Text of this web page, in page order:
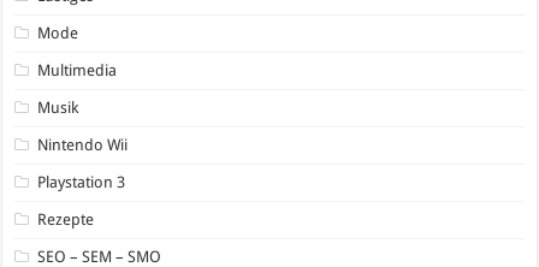
Mode
Multimedia
Musik
Nintendo Wii
Playstation 3
Rezepte
SEO – SEM – SMO